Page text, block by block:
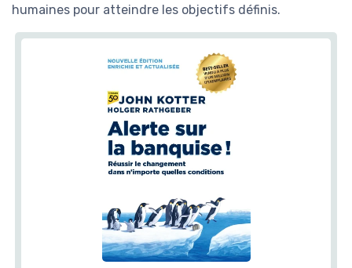
humaines pour atteindre les objectifs définis.